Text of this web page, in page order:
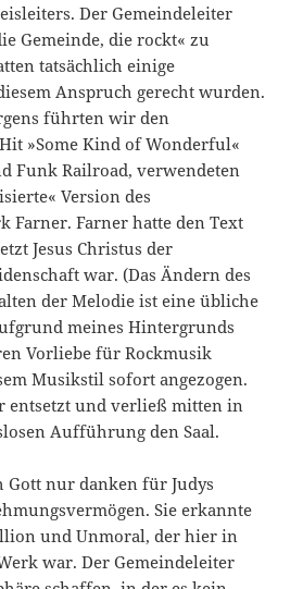
Der Gemeindeleiter
Gemeinde, die rockt« zu
tatsächlich einige
Anspruch gerecht wurden.
führten wir den
»Some Kind of Wonderful«
Funk Railroad, verwendeten
Version des
Farner. Farner hatte den Text
Jesus Christus der
war. (Das Ändern des
der Melodie ist eine übliche
meines Hintergrunds
Vorliebe für Rockmusik
Musikstil sofort angezogen.
entsetzt und verließ mitten in
Aufführung den Saal.
nur danken für Judys
Sie erkannte
und Unmoral, der hier in
war. Der Gemeinde­leiter